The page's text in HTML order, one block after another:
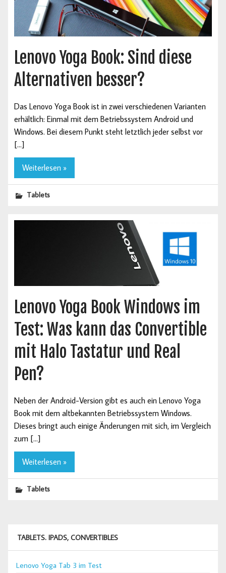
Lenovo Yoga Book: Sind diese
Alternativen besser?
Das Lenovo Yoga Book ist in zwei verschiedenen Varianten
erhältlich: Einmal mit dem Betriebssystem Android und
Windows. Bei diesem Punkt steht letztlich jeder selbst vor
[…]
Weiterlesen »
Tablets
Lenovo Yoga Book Windows im
Test: Was kann das Convertible
mit Halo Tastatur und Real
Pen?
Neben der Android-Version gibt es auch ein Lenovo Yoga
Book mit dem altbekannten Betriebssystem Windows.
Dieses bringt auch einige Änderungen mit sich, im Vergleich
zum […]
Weiterlesen »
Tablets
TABLETS. IPADS, CONVERTIBLES
Lenovo Yoga Tab 3 im Test